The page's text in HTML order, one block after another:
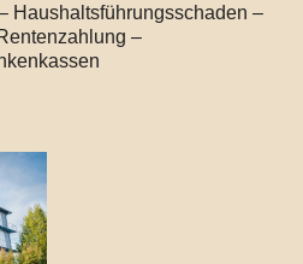
Haushaltsführungsschaden –
–